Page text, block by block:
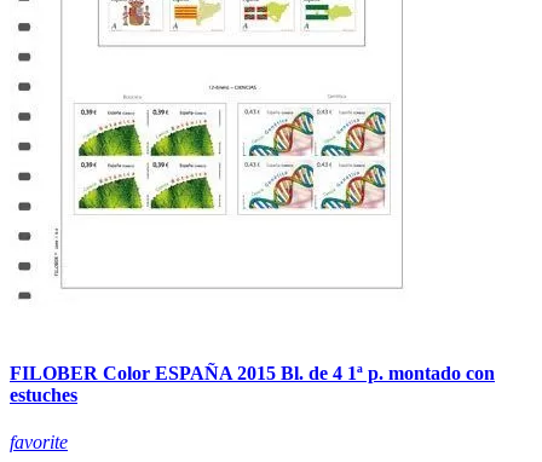
FILOBER Color ESPAÑA 2015 Bl. de 4 1ª p. montado con
estuches
favorite